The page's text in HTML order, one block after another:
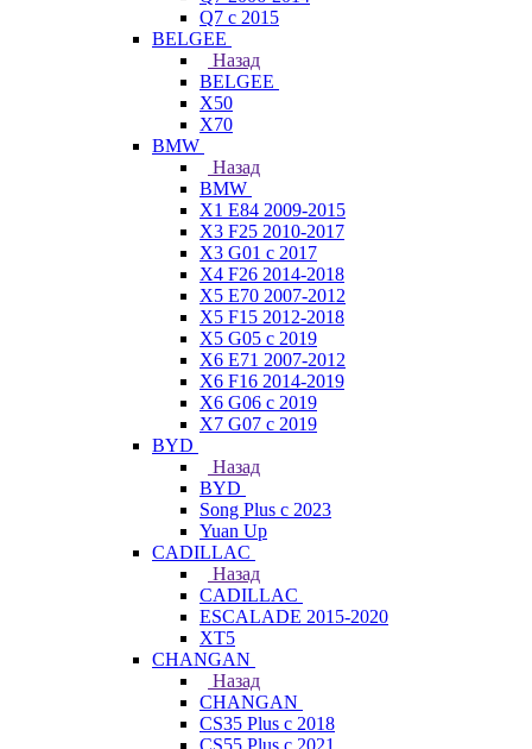
Q7 с 2015
BELGEE
Назад
BELGEE
X50
X70
BMW
Назад
BMW
X1 E84 2009-2015
X3 F25 2010-2017
X3 G01 с 2017
X4 F26 2014-2018
X5 E70 2007-2012
X5 F15 2012-2018
X5 G05 с 2019
X6 E71 2007-2012
X6 F16 2014-2019
X6 G06 с 2019
X7 G07 с 2019
BYD
Назад
BYD
Song Plus с 2023
Yuan Up
CADILLAC
Назад
CADILLAC
ESСALADE 2015-2020
XT5
CHANGAN
Назад
CHANGAN
CS35 Plus с 2018
CS55 Plus с 2021